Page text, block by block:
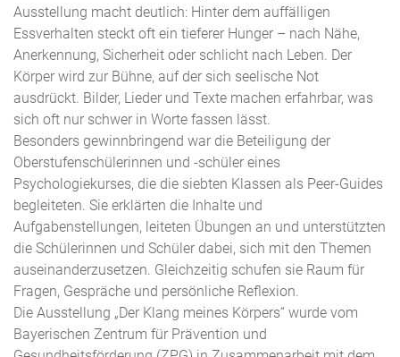
Ausstellung macht deutlich: Hinter dem auffälligen
Essverhalten steckt oft ein tieferer Hunger – nach Nähe,
Anerkennung, Sicherheit oder schlicht nach Leben. Der
Körper wird zur Bühne, auf der sich seelische Not
ausdrückt. Bilder, Lieder und Texte machen erfahrbar, was
sich oft nur schwer in Worte fassen lässt.
Besonders gewinnbringend war die Beteiligung der
Oberstufenschülerinnen und -schüler eines
Psychologiekurses, die die siebten Klassen als Peer-Guides
begleiteten. Sie erklärten die Inhalte und
Aufgabenstellungen, leiteten Übungen an und unterstützten
die Schülerinnen und Schüler dabei, sich mit den Themen
auseinanderzusetzen. Gleichzeitig schufen sie Raum für
Fragen, Gespräche und persönliche Reflexion.
Die Ausstellung „Der Klang meines Körpers“ wurde vom
Bayerischen Zentrum für Prävention und